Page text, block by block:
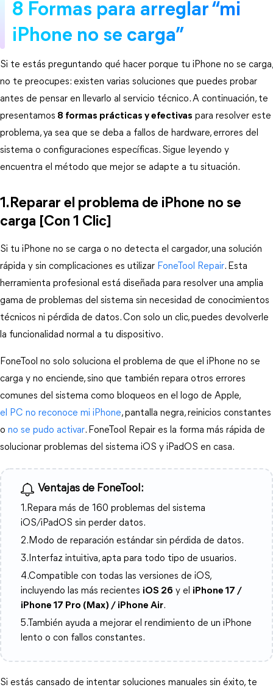
8 Formas para arreglar “mi
iPhone no se carga”
Si te estás preguntando qué hacer porque tu iPhone no se carga,
no te preocupes: existen varias soluciones que puedes probar
antes de pensar en llevarlo al servicio técnico. A continuación, te
presentamos 8 formas prácticas y efectivas para resolver este
problema, ya sea que se deba a fallos de hardware, errores del
sistema o configuraciones específicas. Sigue leyendo y
encuentra el método que mejor se adapte a tu situación.
1.Reparar el problema de iPhone no se
carga [Con 1 Clic]
Si tu iPhone no se carga o no detecta el cargador, una solución
rápida y sin complicaciones es utilizar FoneTool Repair. Esta
herramienta profesional está diseñada para resolver una amplia
gama de problemas del sistema sin necesidad de conocimientos
técnicos ni pérdida de datos. Con solo un clic, puedes devolverle
la funcionalidad normal a tu dispositivo.
FoneTool no solo soluciona el problema de que el iPhone no se
carga y no enciende, sino que también repara otros errores
comunes del sistema como bloqueos en el logo de Apple,
el PC no reconoce mi iPhone, pantalla negra, reinicios constantes
o no se pudo activar. FoneTool Repair es la forma más rápida de
solucionar problemas del sistema iOS y iPadOS en casa.
Ventajas de FoneTool:
1.Repara más de 160 problemas del sistema
iOS/iPadOS sin perder datos.
2.Modo de reparación estándar sin pérdida de datos.
3.Interfaz intuitiva, apta para todo tipo de usuarios.
4.Compatible con todas las versiones de iOS,
incluyendo las más recientes iOS 26 y el iPhone 17 /
iPhone 17 Pro (Max) / iPhone Air.
5.También ayuda a mejorar el rendimiento de un iPhone
lento o con fallos constantes.
Si estás cansado de intentar soluciones manuales sin éxito, te